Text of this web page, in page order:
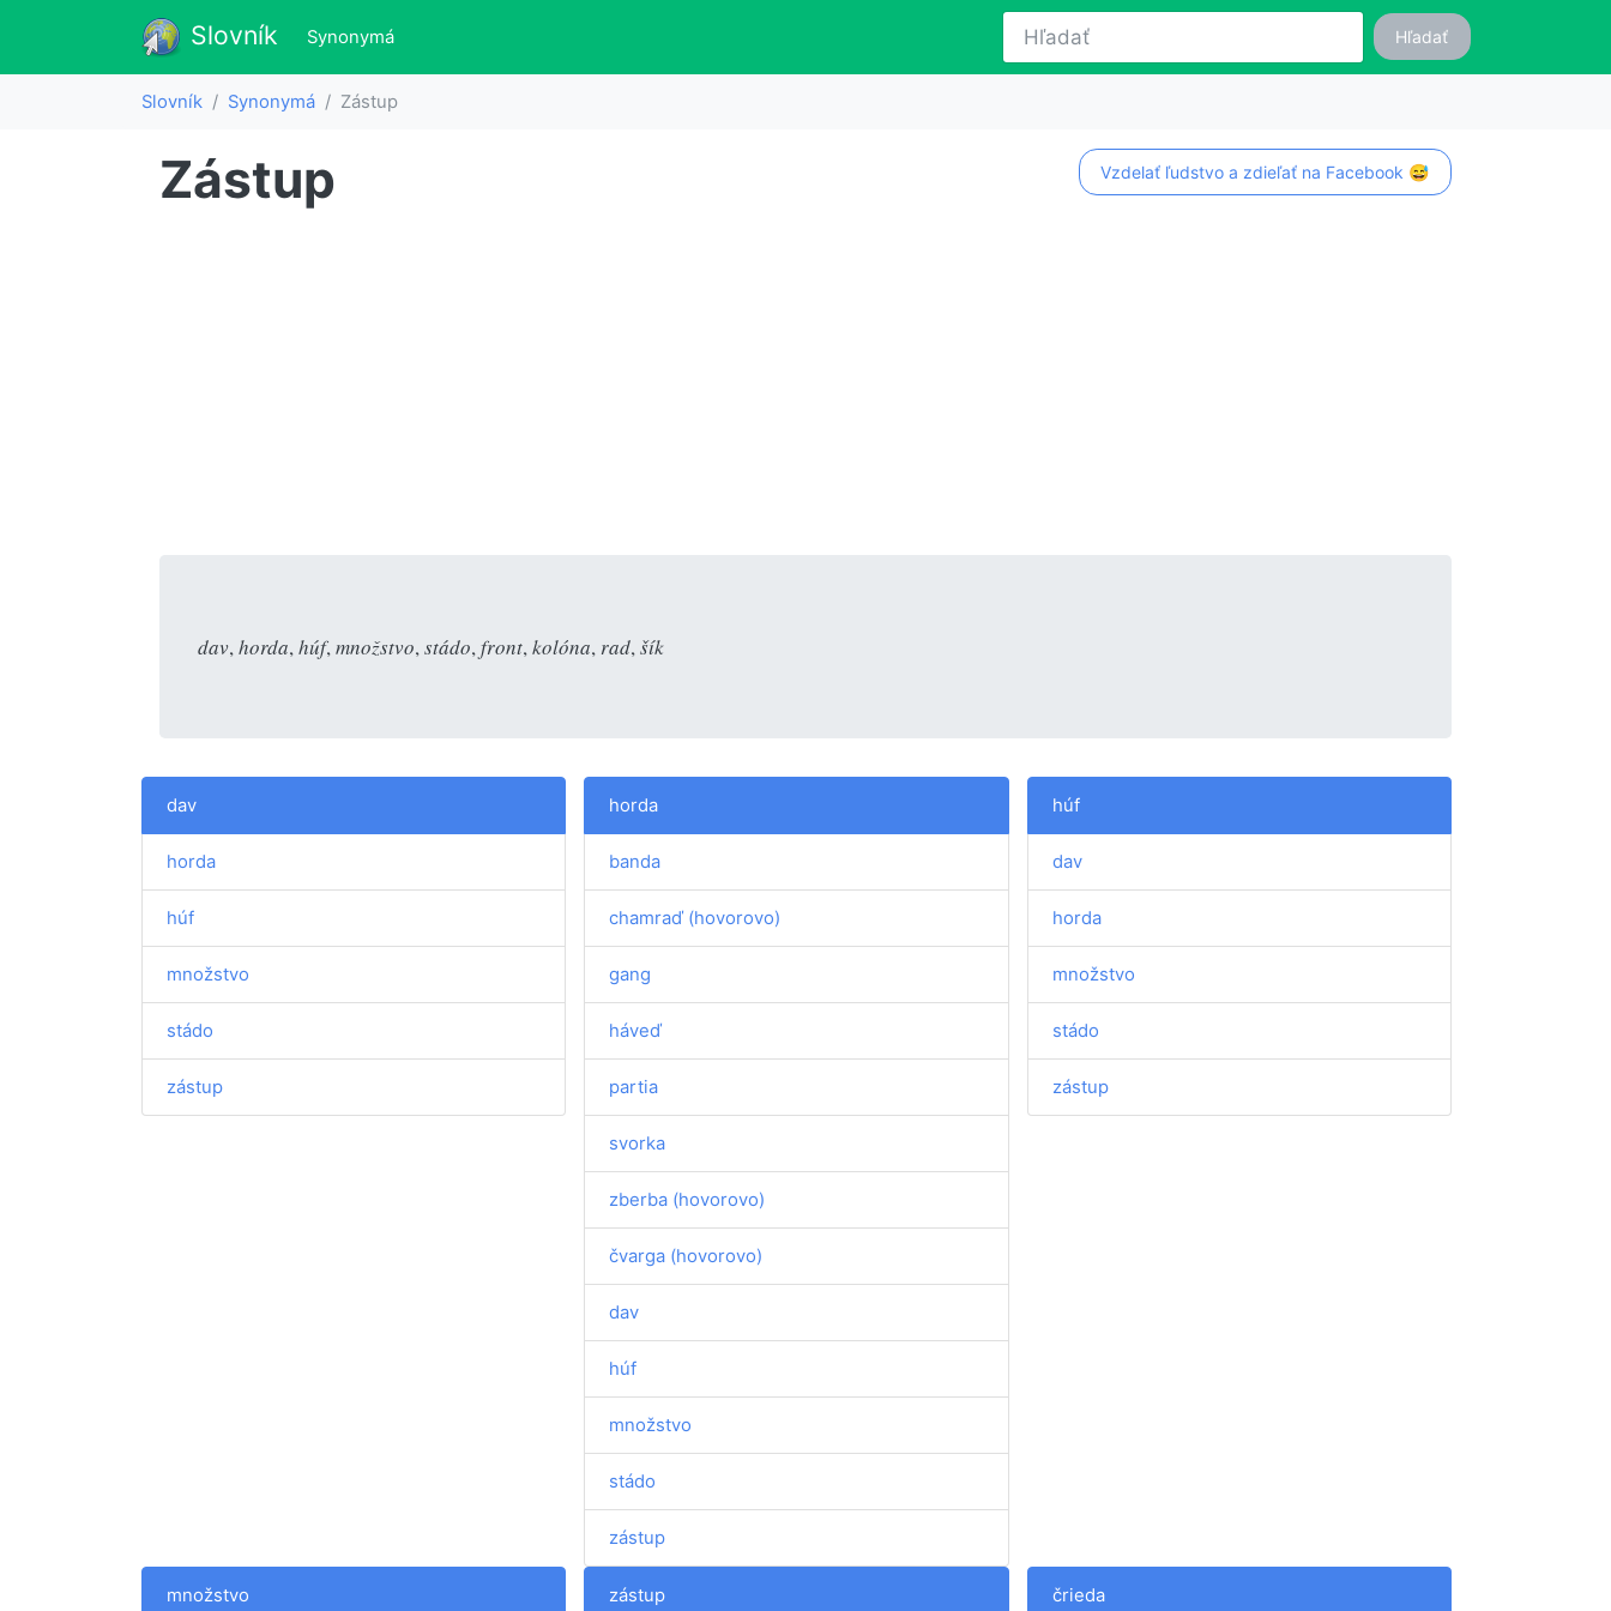
Slovník Slovník
Synonymá(aktualne) Hľadať
Slovník Synonymá Zástup
Vzdelať ľudstvo a zdieľať na Facebook 😅
Zástup
dav, horda, húf, množstvo, stádo, front, kolóna, rad, šík
dav
horda
húf
množstvo
stádo
zástup
horda
banda
chamraď (hovorovo)
gang
háveď
partia
svorka
zberba (hovorovo)
čvarga (hovorovo)
dav
húf
množstvo
stádo
zástup
húf
dav
horda
množstvo
stádo
zástup
množstvo zástup črieda